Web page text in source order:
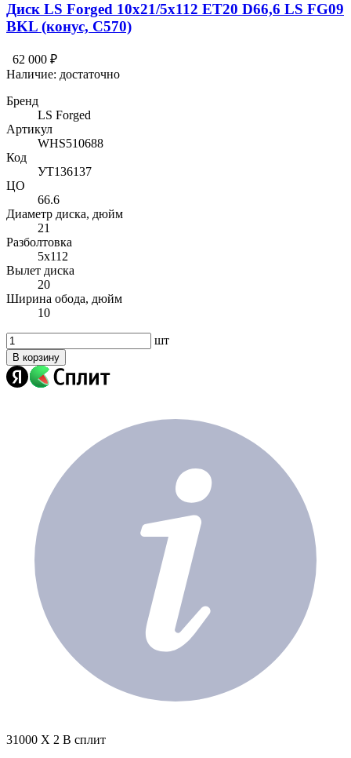
Диск LS Forged 10x21/5x112 ET20 D66,6 LS FG09
BKL (конус, C570)
62 000 ₽
Наличие: достаточно
Бренд
LS Forged
Артикул
WHS510688
Код
УТ136137
ЦО
66.6
Диаметр диска, дюйм
21
Разболтовка
5x112
Вылет диска
20
Ширина обода, дюйм
10
шт
В корзину
31000 X 2 В сплит